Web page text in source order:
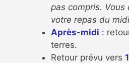
pas compris. Vous
votre repas du
Après-midi :
terres.
Retour prévu vers